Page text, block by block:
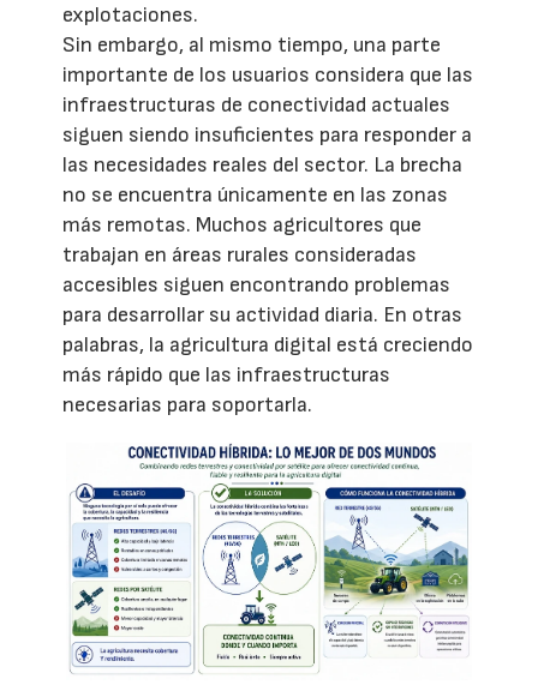
explotaciones.
Sin embargo, al mismo tiempo, una parte
importante de los usuarios considera que las
infraestructuras de conectividad actuales
siguen siendo insuficientes para responder a
las necesidades reales del sector. La brecha
no se encuentra únicamente en las zonas
más remotas. Muchos agricultores que
trabajan en áreas rurales consideradas
accesibles siguen encontrando problemas
para desarrollar su actividad diaria. En otras
palabras, la agricultura digital está creciendo
más rápido que las infraestructuras
necesarias para soportarla.